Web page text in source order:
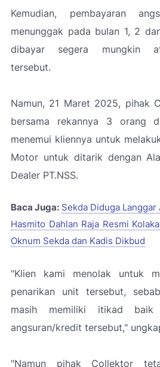
Kemudian, pembayaran
menunggak pada bulan 1, 2
dibayar segera mungkin
tersebut.
Namun, 21 Maret 2025, pihak
bersama rekannya 3 orang
menemui kliennya untuk
Motor untuk ditarik dengan
Dealer PT.NSS.
Baca Juga: Sekda Diduga
Hasmito Dahlan Raja Resmi
Oknum Sekda dan Kadis Dikbud
"Klien kami menolak untuk
penarikan unit tersebut,
masih memiliki itikad baik
angsuran/kredit tersebut,"
"Namun pihak Collektor